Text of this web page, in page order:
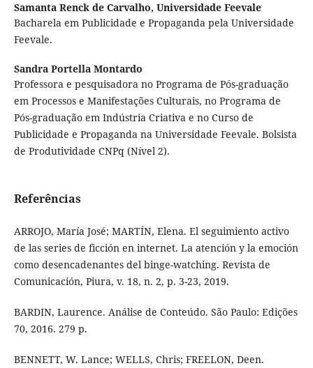
Samanta Renck de Carvalho, Universidade Feevale
Bacharela em Publicidade e Propaganda pela Universidade
Feevale.
Sandra Portella Montardo
Professora e pesquisadora no Programa de Pós-graduação
em Processos e Manifestações Culturais, no Programa de
Pós-graduação em Indústria Criativa e no Curso de
Publicidade e Propaganda na Universidade Feevale. Bolsista
de Produtividade CNPq (Nível 2).
Referências
ARROJO, María José; MARTÍN, Elena. El seguimiento activo
de las series de ficción en internet. La atención y la emoción
como desencadenantes del binge-watching. Revista de
Comunicación, Piura, v. 18, n. 2, p. 3-23, 2019.
BARDIN, Laurence. Análise de Conteúdo. São Paulo: Edições
70, 2016. 279 p.
BENNETT, W. Lance; WELLS, Chris; FREELON, Deen.